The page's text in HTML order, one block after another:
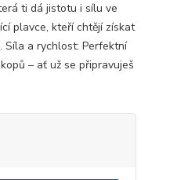
ti dá jistotu i sílu ve
plavce, kteří chtějí získat
Síla a rychlost: Perfektní
– ať už se připravuješ